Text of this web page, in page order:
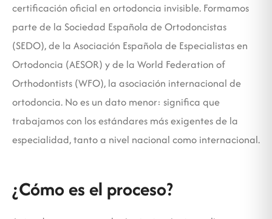
certificación oficial en ortodoncia invisible. Formamos
parte de la Sociedad Española de Ortodoncistas
(SEDO), de la Asociación Española de Especialistas en
Ortodoncia (AESOR) y de la World Federation of
Orthodontists (WFO), la asociación internacional de
ortodoncia. No es un dato menor: significa que
trabajamos con los estándares más exigentes de la
especialidad, tanto a nivel nacional como internacional.
¿Cómo es el proceso?